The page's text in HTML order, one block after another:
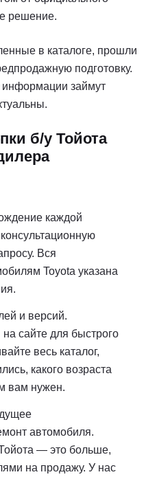
решение.
в каталоге, прошли
подготовку.
займут
б/у Тойота
каждой
Вся
Toyota указана
и версий.
сайте для быстрого
весь каталог,
какого возраста
вам нужен.
автомобиля.
— это больше,
на продажу. У нас